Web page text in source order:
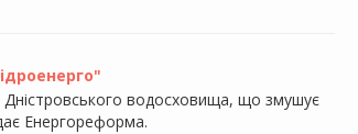
Дністровського водосховища, що змушує
Енергореформа.